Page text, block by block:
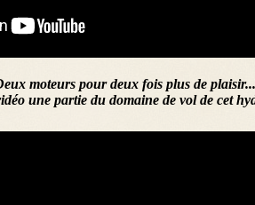
moteurs pour deux fois plus de plaisir...
une partie du domaine de vol de cet